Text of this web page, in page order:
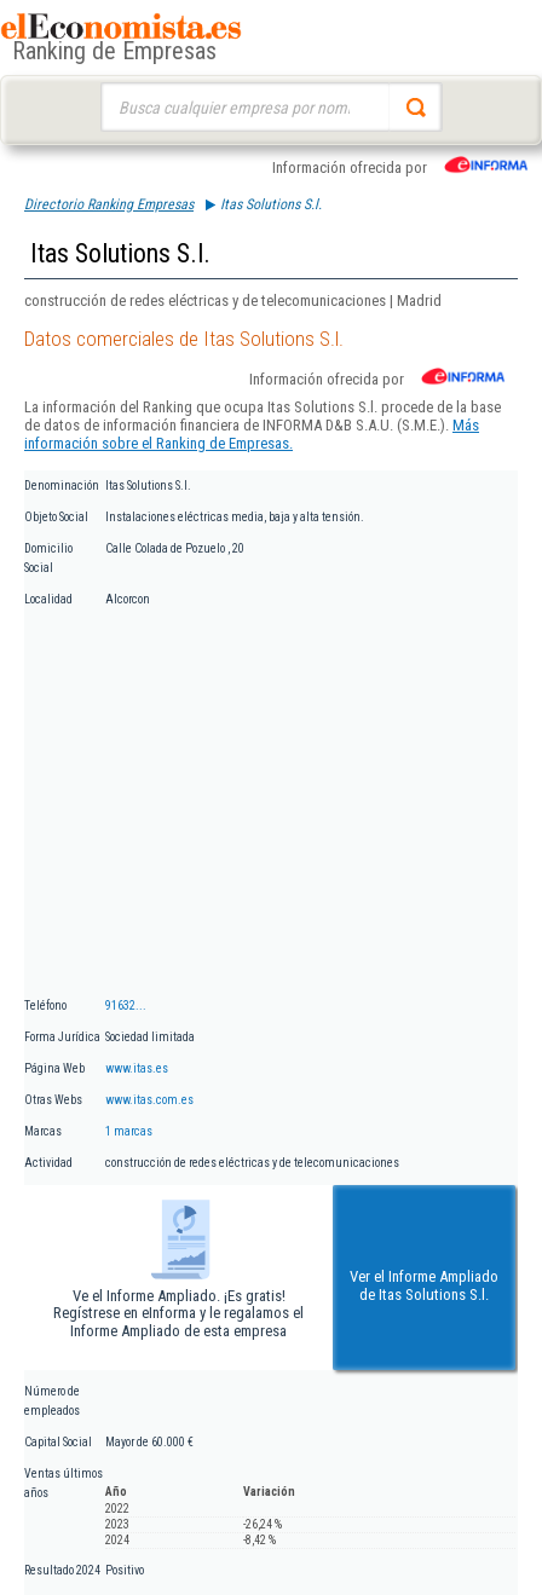
Ranking de Empresas
Información ofrecida por
Directorio Ranking Empresas Itas Solutions S.l.
Itas Solutions S.l.
construcción de redes eléctricas y de telecomunicaciones | Madrid
Datos comerciales de Itas Solutions S.l.
Información ofrecida por
La información del Ranking que ocupa Itas Solutions S.l. procede de la base
de datos de información financiera de INFORMA D&B S.A.U. (S.M.E.). Más
información sobre el Ranking de Empresas.
Denominación Itas Solutions S.l.
Objeto Social Instalaciones eléctricas media, baja y alta tensión.
Domicilio
Social
Calle Colada de Pozuelo , 20
Localidad Alcorcon
Teléfono 91632...
Forma Jurídica Sociedad limitada
Página Web www.itas.es
Otras Webs www.itas.com.es
Marcas 1 marcas
Actividad construcción de redes eléctricas y de telecomunicaciones
Ve el Informe Ampliado. ¡Es gratis!
Regístrese en eInforma y le regalamos el
Informe Ampliado de esta empresa
Ver el Informe Ampliado
de Itas Solutions S.l.
Número de
empleados
Capital Social Mayor de 60.000 €
Ventas últimos
años
Año
Variación
2022
2023
-26,24 %
2024
-8,42 %
Resultado 2024 Positivo